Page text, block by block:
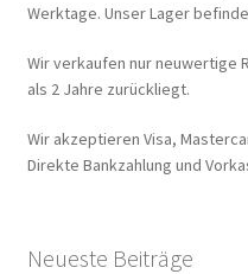
Werktage. Unser Lager
Wir verkaufen nur neuwertige
als 2 Jahre zurückliegt.
Wir akzeptieren Visa,
Direkte Bankzahlung und
Neueste Beiträge